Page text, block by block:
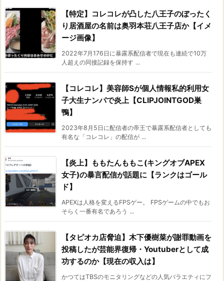
【特定】コレコレが凸した八王子のぼったく
り居酒屋の名前は奥羽本荘八王子店か【イメ
ージ画像】
2022年7月176日に暴露系配信者で現在も連続で10万
人超えの同接記録を保持す ...
【コレコレ】美容師Sが個人情報私的利用女
子大生ナンパで炎上【CLIPJOINTGOD巣
鴨】
2023年8月5日に配信者の帝王で暴露系配信者としても
有名な「コレコレ」の配信が ...
【炎上】ももたんももこ(キングオブAPEX
女子)の暴言配信が話題に【ランクはゴール
ド】
APEXは人格を変えるFPSゲー。 FPSゲームの中でもお
そらく一番有名であろう ...
【タピオカ店脅迫】木下優樹菜が謝罪動画を
投稿したが芸能界復帰・Youtuberとして成
功するのか【現在の収入は】
かつてはTBSのモニタリングなどの人気バラエティにフ